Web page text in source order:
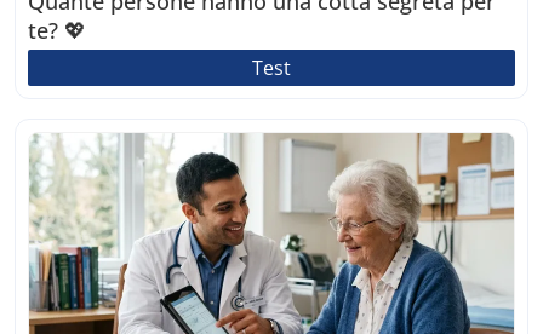
te? 💖
Test